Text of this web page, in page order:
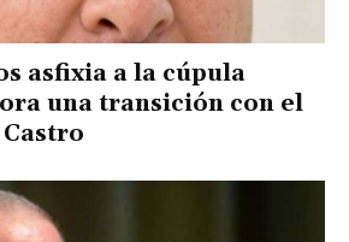
asfixia a la cúpula
una transición con el